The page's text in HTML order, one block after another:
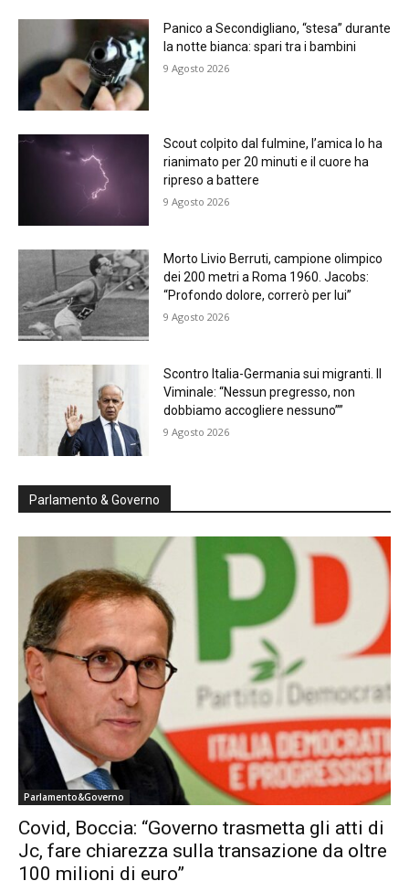
Panico a Secondigliano, “stesa” durante
la notte bianca: spari tra i bambini
9 Agosto 2026
Scout colpito dal fulmine, l’amica lo ha
rianimato per 20 minuti e il cuore ha
ripreso a battere
9 Agosto 2026
Morto Livio Berruti, campione olimpico
dei 200 metri a Roma 1960. Jacobs:
“Profondo dolore, correrò per lui”
9 Agosto 2026
Scontro Italia-Germania sui migranti. Il
Viminale: “Nessun pregresso, non
dobbiamo accogliere nessuno””
9 Agosto 2026
Parlamento & Governo
Parlamento&Governo
Covid, Boccia: “Governo trasmetta gli atti di
Jc, fare chiarezza sulla transazione da oltre
100 milioni di euro”